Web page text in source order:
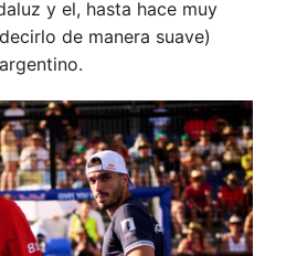
y el, hasta hace muy
de manera suave)